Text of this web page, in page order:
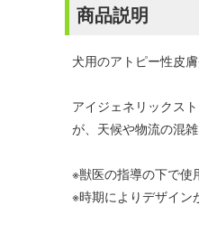
商品説明
犬用のアトピー性皮膚
アイジェネリックス
が、天候や物流の混
※獣医の指導の下で使
※時期によりデザイン